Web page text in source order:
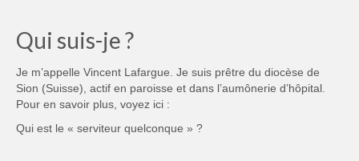
Qui suis-je ?
Je m’appelle Vincent Lafargue. Je suis prêtre du diocèse de
Sion (Suisse), actif en paroisse et dans l’aumônerie d’hôpital.
Pour en savoir plus, voyez ici :
Qui est le « serviteur quelconque » ?